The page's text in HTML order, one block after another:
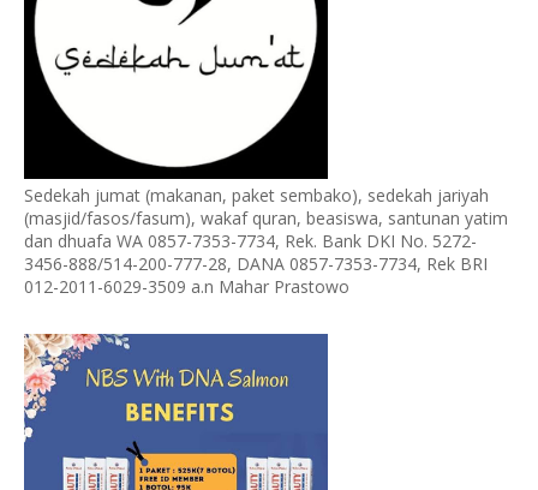
Sedekah jumat (makanan, paket sembako), sedekah jariyah
(masjid/fasos/fasum), wakaf quran, beasiswa, santunan yatim
dan dhuafa WA 0857-7353-7734, Rek. Bank DKI No. 5272-
3456-888/514-200-777-28, DANA 0857-7353-7734, Rek BRI
012-2011-6029-3509 a.n Mahar Prastowo